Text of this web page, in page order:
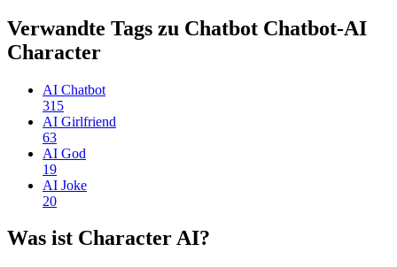
Verwandte Tags zu Chatbot Chatbot-AI
Character
AI Chatbot
315
AI Girlfriend
63
AI God
19
AI Joke
20
Was ist Character AI?